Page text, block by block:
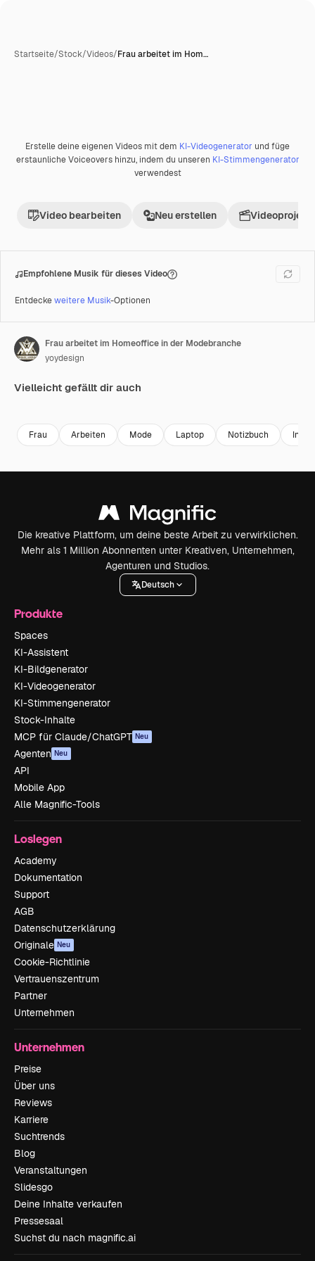
Startseite/Stock/Videos/Frau arbeitet im Hom…
Premium
Erstelle deine eigenen Videos mit dem KI-Videogenerator und füge
erstaunliche Voiceovers hinzu, indem du unseren KI-Stimmengenerator
verwendest
Video bearbeiten Neu erstellen Videoprojekt
Empfohlene Musik für dieses Video
Entdeckeweitere Musik-Optionen
Frau arbeitet im Homeoffice in der Modebranche
yoydesign
Vielleicht gefällt dir auch
Frau Arbeiten Mode Laptop Notizbuch
Die kreative Plattform, um deine beste Arbeit zu verwirklichen.
Mehr als 1 Million Abonnenten unter Kreativen, Unternehmen,
Agenturen und Studios.
Deutsch
Produkte
Spaces
KI-Assistent
KI-Bildgenerator
KI-Videogenerator
KI-Stimmengenerator
Stock-Inhalte
MCP für Claude/ChatGPT Neu
Agenten Neu
API
Mobile App
Alle Magnific-Tools
Loslegen
Academy
Dokumentation
Support
AGB
Datenschutzerklärung
Originale Neu
Cookie-Richtlinie
Vertrauenszentrum
Partner
Unternehmen
Unternehmen
Preise
Über uns
Reviews
Karriere
Suchtrends
Blog
Veranstaltungen
Slidesgo
Deine Inhalte verkaufen
Pressesaal
Suchst du nach magnific.ai